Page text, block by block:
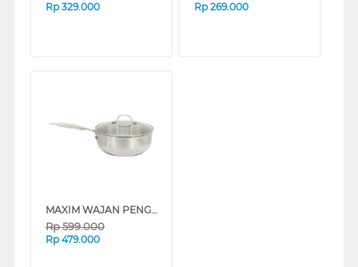
Rp 329.000
Rp 269.000
MAXIM WAJAN PENGGORENGAN 24 CM DEEP FRYPAN SS-PB44_K
Rp599.000
Rp 479.000